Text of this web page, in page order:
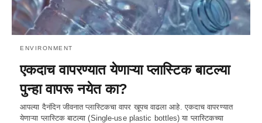
ENVIRONMENT
एकदाच वापरण्यात येणाऱ्या प्लास्टिक बाटल्या
पुन्हा वापरू नयेत का?
आपल्या दैनंदिन जीवनात प्लास्टिकचा वापर खूपच वाढला आहे. एकदाच वापरण्यात
येणाऱ्या प्लास्टिक बाटल्या (Single-use plastic bottles) या प्लास्टिकच्या